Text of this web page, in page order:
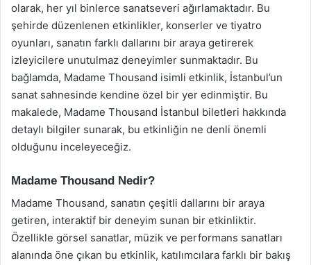
olarak, her yıl binlerce sanatseveri ağırlamaktadır. Bu
şehirde düzenlenen etkinlikler, konserler ve tiyatro
oyunları, sanatın farklı dallarını bir araya getirerek
izleyicilere unutulmaz deneyimler sunmaktadır. Bu
bağlamda, Madame Thousand isimli etkinlik, İstanbul’un
sanat sahnesinde kendine özel bir yer edinmiştir. Bu
makalede, Madame Thousand İstanbul biletleri hakkında
detaylı bilgiler sunarak, bu etkinliğin ne denli önemli
olduğunu inceleyeceğiz.
Madame Thousand Nedir?
Madame Thousand, sanatın çeşitli dallarını bir araya
getiren, interaktif bir deneyim sunan bir etkinliktir.
Özellikle görsel sanatlar, müzik ve performans sanatları
alanında öne çıkan bu etkinlik, katılımcılara farklı bir bakış